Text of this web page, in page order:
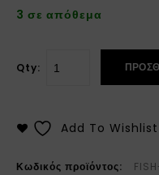
3 σε απόθεμα
Qty:
Add To Wishlist
Κωδικός προϊόντος: